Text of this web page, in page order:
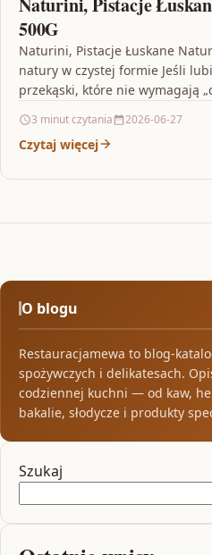
500G
Naturini, Pistacje Łuskane
natury w czystej formie Jeśli
przekąski, które nie wymagają
3 minut czytania 2026-06-27
Czytaj więcej
O blogu
Restauracjamewa to blog-
spożywczych i delikatesach.
codziennej kuchni — od kaw,
bakalie, słodycze i produkty
Szukaj